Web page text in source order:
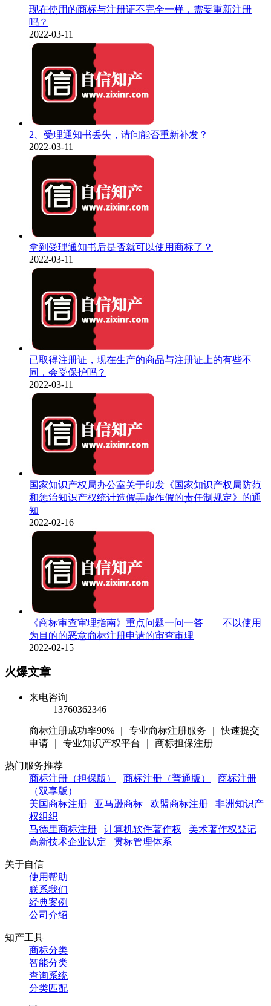
现在使用的商标与注册证不完全一样，需要重新注册
吗？
2022-03-11
2、受理通知书丢失，请问能否重新补发？
2022-03-11
拿到受理通知书后是否就可以使用商标了？
2022-03-11
已取得注册证，现在生产的商品与注册证上的有些不
同，会受保护吗？
2022-03-11
国家知识产权局办公室关于印发《国家知识产权局防范
和惩治知识产权统计造假弄虚作假的责任制规定》的通
知
2022-02-16
《商标审查审理指南》重点问题一问一答——不以使用
为目的的恶意商标注册申请的审查审理
2022-02-15
火爆文章
来电咨询
13760362346
商标注册成功率90% ｜ 专业商标注册服务 ｜ 快速提交
申请 ｜ 专业知识产权平台 ｜ 商标担保注册
热门服务推荐
商标注册（担保版）
商标注册（普通版）
商标注册
（双享版）
美国商标注册
亚马逊商标 欧盟商标注册
非洲知识产
权组织
马德里商标注册
计算机软件著作权
美术著作权登记
高新技术企业认定
贯标管理体系
关于自信
使用帮助
联系我们
经典案例
公司介绍
知产工具
商标分类
智能分类
查询系统
分类匹配